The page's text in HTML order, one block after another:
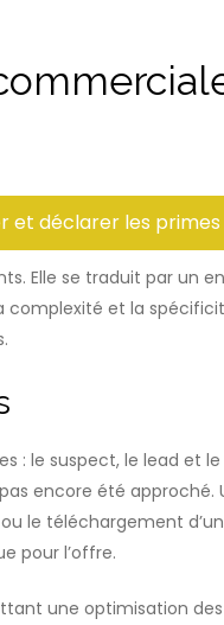
et déclarer les
Elle se traduit par un
et la
le suspect, le lead et
encore été
le téléchargement
pour l’offre.
une optimisation